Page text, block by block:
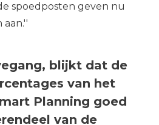
spoedposten geven nu
blijkt dat de
van het
Planning goed
van de